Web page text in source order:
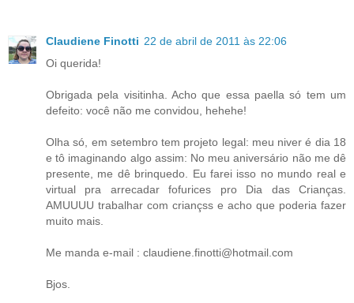
Claudiene Finotti 22 de abril de 2011 às 22:06
Oi querida!
Obrigada pela visitinha. Acho que essa paella só tem um
defeito: você não me convidou, hehehe!
Olha só, em setembro tem projeto legal: meu niver é dia 18
e tô imaginando algo assim: No meu aniversário não me dê
presente, me dê brinquedo. Eu farei isso no mundo real e
virtual pra arrecadar fofurices pro Dia das Crianças.
AMUUUU trabalhar com criançss e acho que poderia fazer
muito mais.
Me manda e-mail : claudiene.finotti@hotmail.com
Bjos.